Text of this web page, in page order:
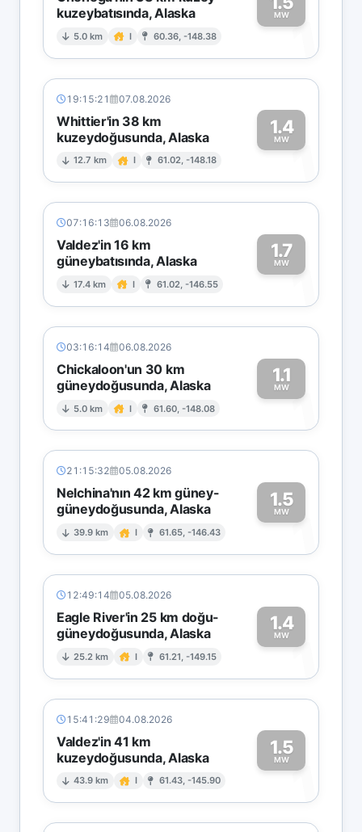
kuzeybatısında, Alaska
5.0 km I 60.36, -148.38
MW1
19:15:21 07.08.2026
Whittier'in 38 km
kuzeydoğusunda, Alaska
12.7 km I 61.02, -148.18
1.4
MW1
07:16:13 06.08.2026
Valdez'in 16 km
güneybatısında, Alaska
17.4 km I 61.02, -146.55
1.7
MW1
03:16:14 06.08.2026
Chickaloon'un 30 km
güneydoğusunda, Alaska
5.0 km I 61.60, -148.08
1.1
MW1
21:15:32 05.08.2026
Nelchina'nın 42 km güney-
güneydoğusunda, Alaska
39.9 km I 61.65, -146.43
1.5
MW1
12:49:14 05.08.2026
Eagle River'in 25 km doğu-
güneydoğusunda, Alaska
25.2 km I 61.21, -149.15
1.4
MW1
15:41:29 04.08.2026
Valdez'in 41 km
kuzeydoğusunda, Alaska
43.9 km I 61.43, -145.90
1.5
MW1